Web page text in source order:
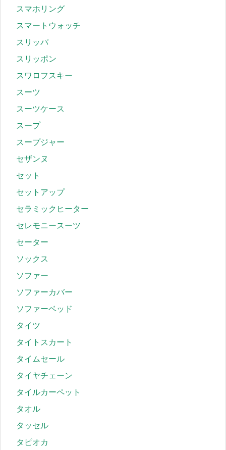
スマホリング
スマートウォッチ
スリッパ
スリッポン
スワロフスキー
スーツ
スーツケース
スープ
スープジャー
セザンヌ
セット
セットアップ
セラミックヒーター
セレモニースーツ
セーター
ソックス
ソファー
ソファーカバー
ソファーベッド
タイツ
タイトスカート
タイムセール
タイヤチェーン
タイルカーペット
タオル
タッセル
タピオカ